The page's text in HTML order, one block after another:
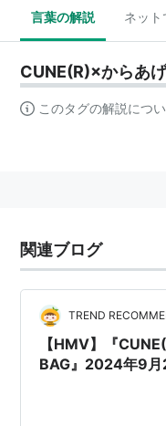
言葉の解説 ネット
CUNE(R)×からあ
このタグの解説につ
関連ブログ
TREND
【HMV】『
BAG』2024年9月